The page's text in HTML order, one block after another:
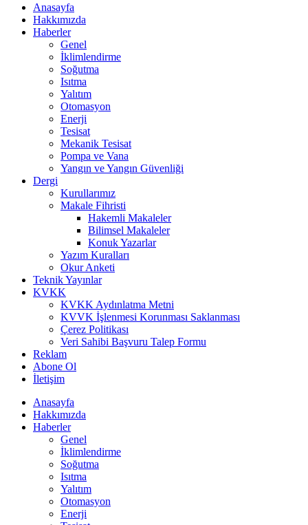
Anasayfa
Hakkımızda
Haberler
Genel
İklimlendirme
Soğutma
Isıtma
Yalıtım
Otomasyon
Enerji
Tesisat
Mekanik Tesisat
Pompa ve Vana
Yangın ve Yangın Güvenliği
Dergi
Kurullarımız
Makale Fihristi
Hakemli Makaleler
Bilimsel Makaleler
Konuk Yazarlar
Yazım Kuralları
Okur Anketi
Teknik Yayınlar
KVKK
KVKK Aydınlatma Metni
KVVK İşlenmesi Korunması Saklanması
Çerez Politikası
Veri Sahibi Başvuru Talep Formu
Reklam
Abone Ol
İletişim
Anasayfa
Hakkımızda
Haberler
Genel
İklimlendirme
Soğutma
Isıtma
Yalıtım
Otomasyon
Enerji